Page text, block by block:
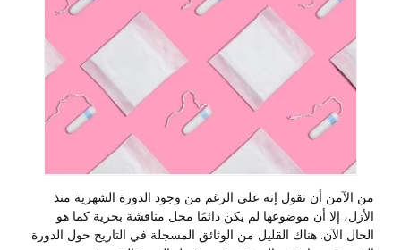
من الآمن أن نقول إنه على الرغم من وجود الدورة الشهرية منذ
الأزل، إلا أن موضوعها لم يكن دائمًا محل مناقشة بحرية كما هو
الحال الآن. هناك القليل من الوثائق المسجلة في التاريخ حول الدورة